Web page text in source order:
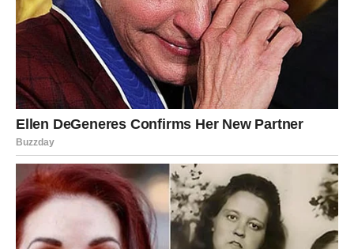
Škorpije ulaze u fazu kada seveliki novac zarađuje u
tišini
. Ovo su poslovi koji se ne oglašavaju javno, ali
donose ogromnu korist.
Mogući su:
tajni dogovori
rad u pozadini moćnog sistema
projekti koji se bave finansijama, istraživanjem, IT
sektorom